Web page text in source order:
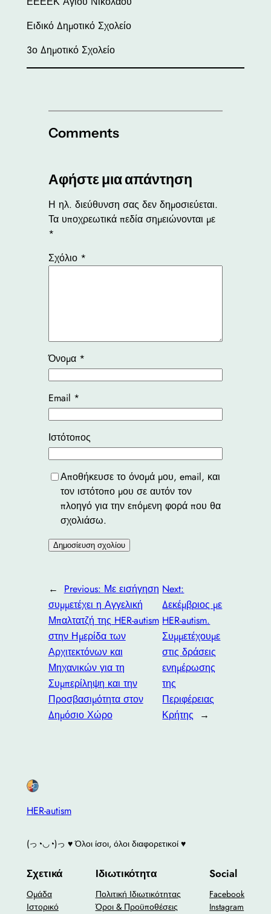
Ειδικό Δημοτικό Σχολείο
3ο Δημοτικό Σχολείο
Comments
Αφήστε μια απάντηση
Η ηλ. διεύθυνση σας δεν δημοσιεύεται.
Τα υποχρεωτικά πεδία σημειώνονται με
*
Σχόλιο *
Όνομα *
Email *
Ιστότοπος
Αποθήκευσε το όνομά μου, email, και
τον ιστότοπο μου σε αυτόν τον
πλοηγό για την επόμενη φορά που θα
σχολιάσω.
← Previous: Με εισήγηση
συμμετέχει η Αγγελική
Μπαλτατζή της HER-autism
στην Ημερίδα των
Αρχιτεκτόνων και
Μηχανικών για τη
Συμπερίληψη και την
Προσβασιμότητα στον
Δημόσιο Χώρο
Next:
Δεκέμβριος με
HER-autism.
Συμμετέχουμε
στις δράσεις
ενημέρωσης
της
Περιφέρειας
Κρήτης
→
HER-autism
(っ◔◡◔)っ ♥ Όλοι ίσοι, όλοι διαφορετικοί ♥
Σχετικά
Ομάδα
Ιστορικό
Ιδιωτικότητα
Πολιτική Ιδιωτικότητας
Όροι & Προϋποθέσεις
Social
Facebook
Instagram